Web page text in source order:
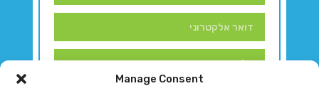
Manage Consent